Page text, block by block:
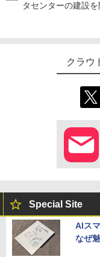
タセンターの建設
クラウ
Special Site
AIス
なぜ